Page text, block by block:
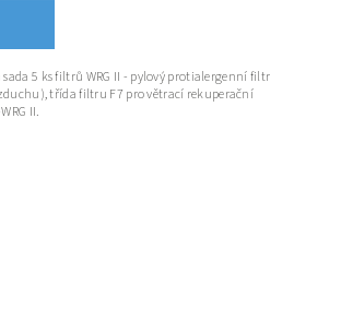
5 ks filtrů WRG II - pylový protialergenní filtr
třída filtru F7 pro větrací rekuperační
II.